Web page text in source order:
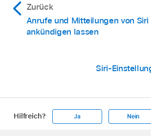
Zurück
Anrufe und Mitteilungen von Siri
ankündigen lassen
Siri-
Hilfreich? Ja Nein